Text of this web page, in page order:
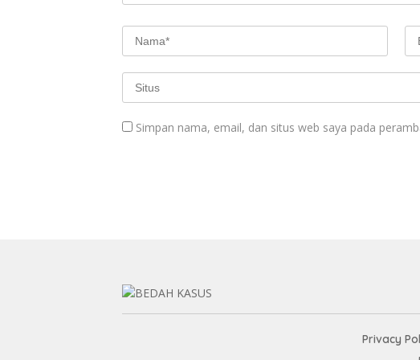
Simpan nama, email, dan situs web saya pada
Privacy